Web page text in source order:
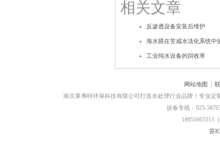
相关文章
反渗透设备安装后维护
海水膜在苦咸水淡化系统中
工业纯水设备的回收率
网站地图
南京莱弗特环保科技有限公司打造水处理行业品牌！专业定
设备专线：025-
18951665513
苏